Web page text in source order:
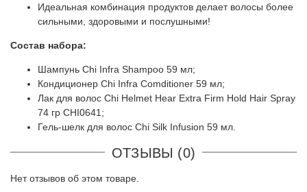
Идеальная комбинация продуктов делает волосы более
сильными, здоровыми и послушными!
Состав набора:
Шампунь Chi Infra Shampoo 59 мл;
Кондиционер Chi Infra Comditioner 59 мл;
Лак для волос Chi Helmet Hear Extra Firm Hold Hair Spray
74 гр CHI0641;
Гель-шелк для волос Chi Silk Infusion 59 мл.
ОТЗЫВЫ (0)
Нет отзывов об этом товаре.